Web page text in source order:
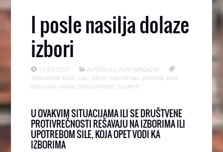
I posle nasilja dolaze
izbori
12.03.2025 INTERVJUI, NOVI MAGAZIN
Aleksandar Vucic, ćaci, izbori, naprednjaci, pionirski park,
policijsko nasilje, Srbija protesti, Studenti
U OVAKVIM SITUACIJAMA ILI SE DRUŠTVENE
PROTIVREČNOSTI REŠAVAJU NA IZBORIMA ILI
UPOTREBOM SILE, KOJA OPET VODI KA
IZBORIMA